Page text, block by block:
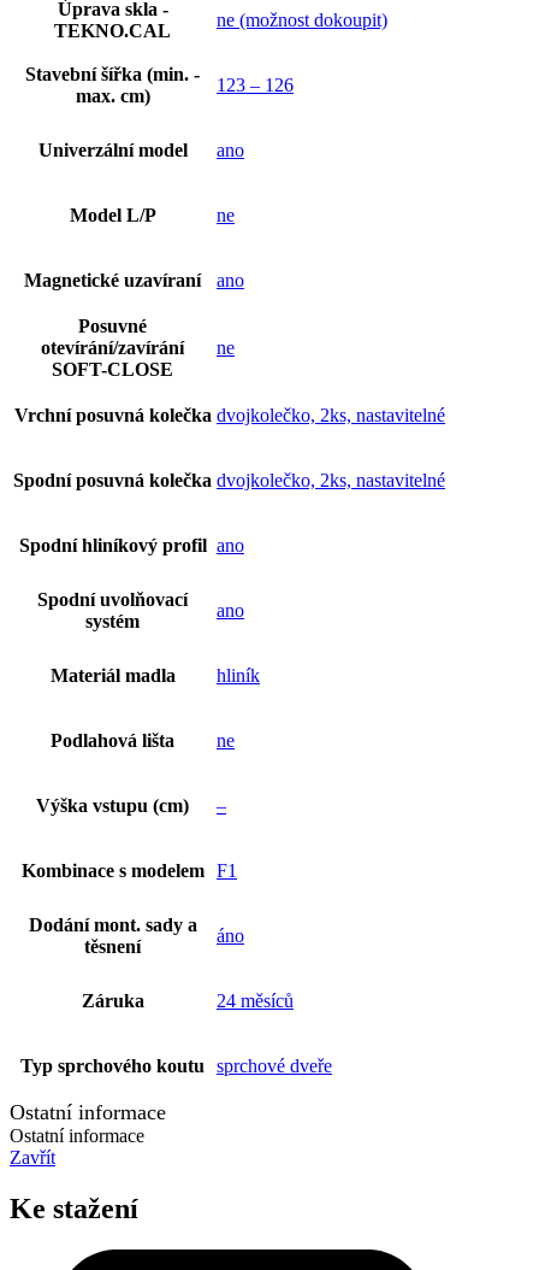
Úprava skla -
TEKNO.CAL
ne (možnost dokoupit)
Stavební šířka (min. -
max. cm)
123 – 126
Univerzální model ano
Model L/P ne
Magnetické uzavíraní ano
Posuvné
otevírání/zavírání
SOFT-CLOSE
ne
Vrchní posuvná kolečka dvojkolečko, 2ks, nastavitelné
Spodní posuvná kolečka dvojkolečko, 2ks, nastavitelné
Spodní hliníkový profil ano
Spodní uvolňovací
systém
ano
Materiál madla hliník
Podlahová lišta ne
Výška vstupu (cm) –
Kombinace s modelem F1
Dodání mont. sady a
těsnení
áno
Záruka 24 měsíců
Typ sprchového koutu sprchové dveře
Ostatní informace
Ostatní informace
Zavřít
Ke stažení